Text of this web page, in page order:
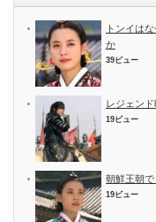
トンイは
か
39ビュー
レジェンド
19ビュー
朝鮮王朝
19ビュー